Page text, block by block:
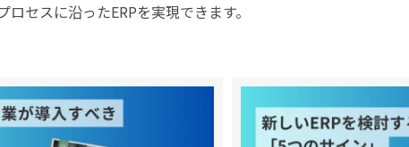
ロセスに沿ったERPを実現できます。